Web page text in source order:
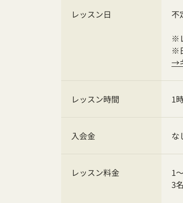
レッスン日
不
※
※
→
レッスン時間 1
入会金 な
レッスン料金
1
3